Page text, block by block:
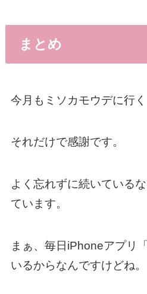
まとめ
今月もミソカモウデに行
それだけで感謝です。
よく忘れずに続いている
ています。
まぁ、毎日iPhoneアプリ
いるからなんですけどね。